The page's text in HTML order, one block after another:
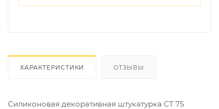
ХАРАКТЕРИСТИКИ ОТЗЫВЫ
Силиконовая декоративная штукатурка CT 75